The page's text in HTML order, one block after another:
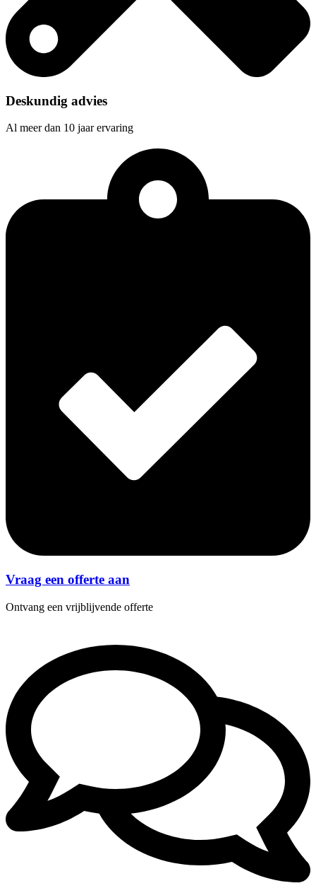
Deskundig advies
Al meer dan 10 jaar ervaring
Vraag een offerte aan
Ontvang een vrijblijvende offerte